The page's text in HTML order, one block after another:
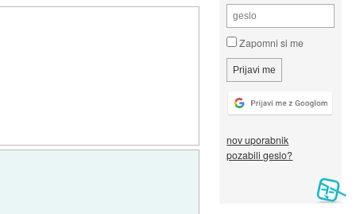
Zapomni si me
nov uporabnik
pozabili geslo?